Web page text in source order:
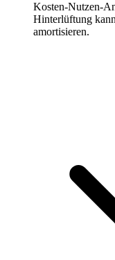
Kosten-Nutzen-
Hinterlüftung
amortisieren.